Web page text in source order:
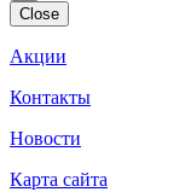
Close
Акции
Контакты
Новости
Карта сайта